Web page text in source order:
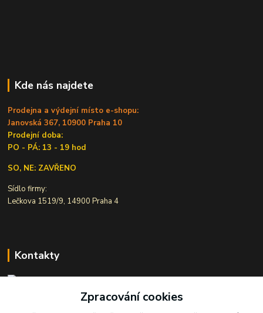
Kde nás najdete
Prodejna a výdejní místo e-shopu:
Janovská 367, 10900 Praha 10
Prodejní doba:
PO - PÁ: 13 - 19 hod
SO, NE: ZAVŘENO
Sídlo firmy:
Lečkova 1519/9, 14900 Praha 4
Kontakty
Ivana ŠikováZpracování cookies